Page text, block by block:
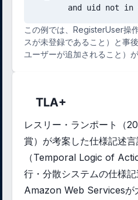
and uid
この例では、RegisterUser操
スが未登録であること）と事
ユーザーが追加されること）
TLA+
レスリー・ランポート（
賞）が考案した仕様記述
（Temporal Logic of
行・分散システムの仕様記
Amazon Web Servicesが